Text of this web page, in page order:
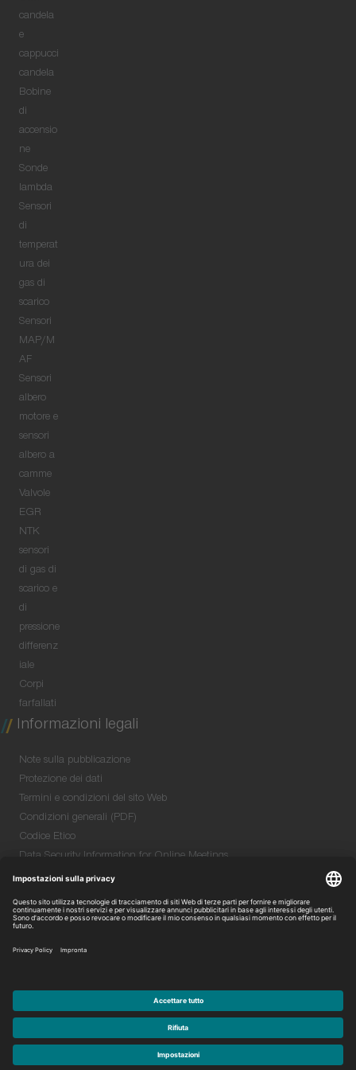
candela
e
cappucci
candela
Bobine
di
accensio
ne
Sonde
lambda
Sensori
di
temperat
ura dei
gas di
scarico
Sensori
MAP/M
AF
Sensori
albero
motore e
sensori
albero a
camme
Valvole
EGR
NTK
sensori
di gas di
scarico e
di
pressione
differenz
iale
Corpi
farfallati
Informazioni legali
Note sulla pubblicazione
Protezione dei dati
Termini e condizioni del sito Web
Condizioni generali (PDF)
Codice Etico
Data Security Information for Online Meetings
(PDF)
Purchase GTC (PDF)
© 2019 Niterra. Tutti i diritti riservati. P.IVA 05218860962